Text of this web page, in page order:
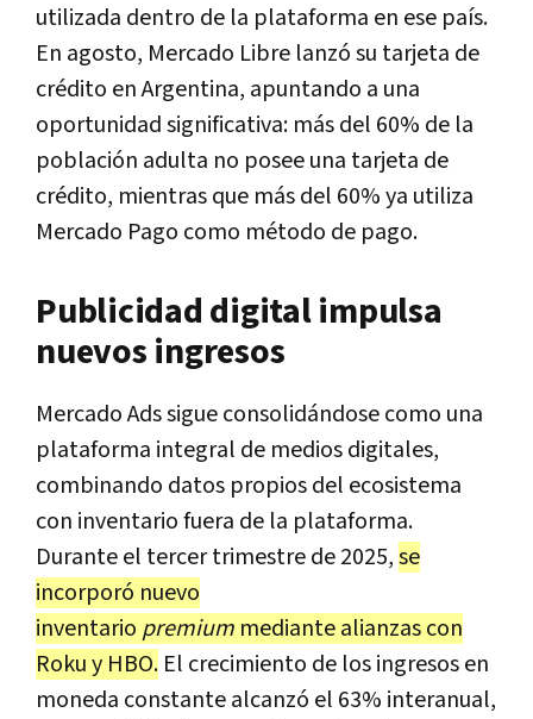
utilizada dentro de la plataforma en ese país.
En agosto, Mercado Libre lanzó su tarjeta de
crédito en Argentina, apuntando a una
oportunidad significativa: más del 60% de la
población adulta no posee una tarjeta de
crédito, mientras que más del 60% ya utiliza
Mercado Pago como método de pago.
Publicidad digital impulsa
nuevos ingresos
Mercado Ads sigue consolidándose como una
plataforma integral de medios digitales,
combinando datos propios del ecosistema
con inventario fuera de la plataforma.
Durante el tercer trimestre de 2025,se
incorporó nuevo
inventario premium mediante alianzas con
Roku y HBO. El crecimiento de los ingresos en
moneda constante alcanzó el 63% interanual,